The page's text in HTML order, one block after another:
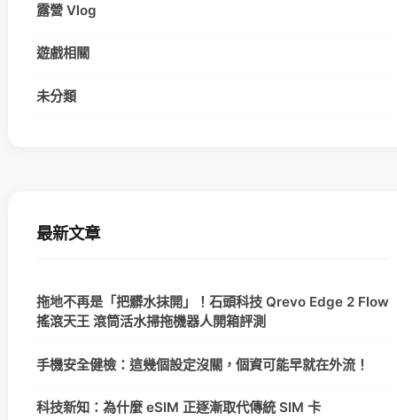
露營 Vlog
遊戲相關
未分類
最新文章
拖地不再是「把髒水抹開」！石頭科技 Qrevo Edge 2 Flow
搖滾天王 滾筒活水掃拖機器人開箱評測
手機安全健檢：這幾個設定沒關，個資可能早就在外流！
科技新知：為什麼 eSIM 正逐漸取代傳統 SIM 卡